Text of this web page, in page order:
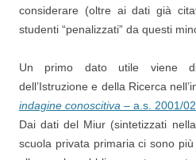
considerare (oltre ai dati già
studenti “penalizzati” da questi
Un primo dato utile viene
dell’Istruzione e della Ricerca
indagine conoscitiva – a.s. 2001/
Dai dati del Miur (sintetizzati
scuola privata primaria ci sono